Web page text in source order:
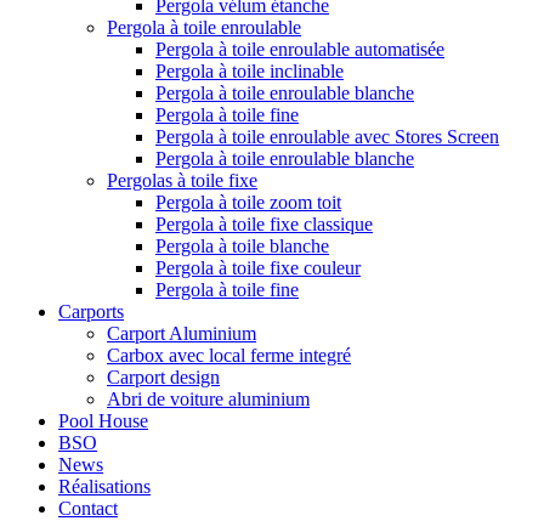
Pergola vélum étanche
Pergola à toile enroulable
Pergola à toile enroulable automatisée
Pergola à toile inclinable
Pergola à toile enroulable blanche
Pergola à toile fine
Pergola à toile enroulable avec Stores Screen
Pergola à toile enroulable blanche
Pergolas à toile fixe
Pergola à toile zoom toit
Pergola à toile fixe classique
Pergola à toile blanche
Pergola à toile fixe couleur
Pergola à toile fine
Carports
Carport Aluminium
Carbox avec local ferme integré
Carport design
Abri de voiture aluminium
Pool House
BSO
News
Réalisations
Contact